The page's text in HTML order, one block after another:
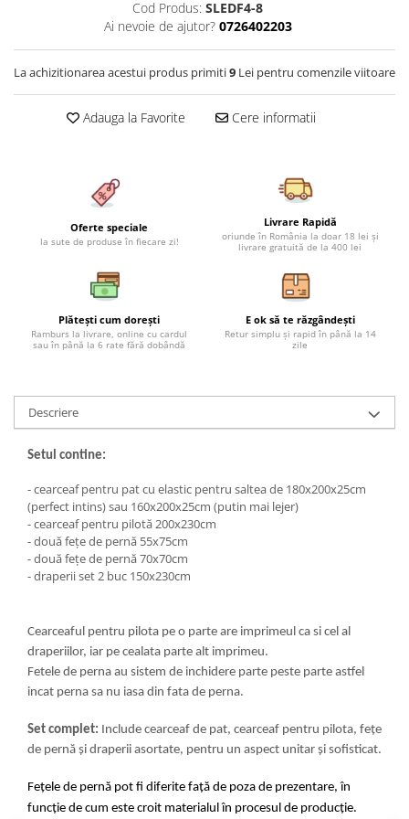
Cearceaf cu elastic 4 piese
Cearceaf cu elastic
Cearceaf normal
Bumbac 100% Poplin Hobby
Bumbac 100%
Lenjerii Satin Premium
Lenjerii Jacquard
Lenjerii Creponate
Set Lenjerie + Draperii Pat Dublu
Huse De Pat Tricotate 160x200cm
Huse De Pat Tricotate 180x200cm
Huse Impermeabile 160x200cm
Huse Impermeabile 180x200cm
Cod Produs: SLEDF4-8
Ai nevoie de ajutor? 0726402203
La achizitionarea acestui produs primiti9 Lei pentru comenzile viitoare
Adauga la Favorite Cere informatii
Oferte speciale
la sute de produse în fiecare zi!
Livrare Rapidă
oriunde în România la doar 18 lei și
livrare gratuită de la 400 lei
Plătești cum dorești
Ramburs la livrare, online cu cardul
sau în până la 6 rate fără dobândă
E ok să te răzgândești
Retur simplu și rapid în până la 14
zile
Descriere
Setul contine:
- cearceaf pentru pat cu elastic pentru saltea de 180x200x25cm
(perfect intins) sau 160x200x25cm (putin mai lejer)
- cearceaf pentru pilotă 200x230cm
- două fețe de pernă 55x75cm
- două fețe de pernă 70x70cm
- draperii set 2 buc 150x230cm
Cearceaful pentru pilota pe o parte are imprimeul ca si cel al
draperiilor, iar pe cealata parte alt imprimeu.
Fetele de perna au sistem de inchidere parte peste parte astfel
incat perna sa nu iasa din fata de perna.
Set complet: Include cearceaf de pat, cearceaf pentru pilota, fețe
de pernă și draperii asortate, pentru un aspect unitar și sofisticat.
Fețele de pernă pot fi diferite față de poza de prezentare, în
funcție de cum este croit materialul în procesul de producție.